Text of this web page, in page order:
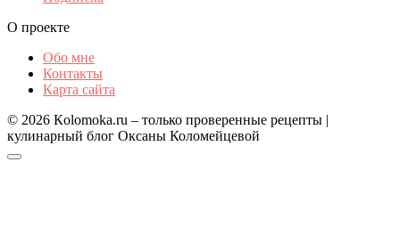
О проекте
Обо мне
Контакты
Карта сайта
© 2026 Кolomoka.ru – только проверенные рецепты |
кулинарный блог Оксаны Коломейцевой